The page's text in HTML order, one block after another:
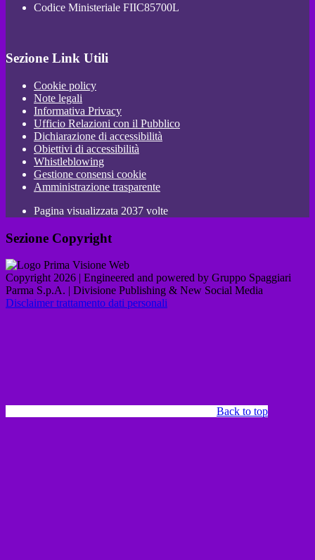
Codice Ministeriale FIIC85700L
Sezione Link Utili
Cookie policy
Note legali
Informativa Privacy
Ufficio Relazioni con il Pubblico
Dichiarazione di accessibilità
Obiettivi di accessibilità
Whistleblowing
Gestione consensi cookie
Amministrazione trasparente
Pagina visualizzata 2037 volte
Sezione Copyright
Copyright 2026 | Engineered and powered by Gruppo Spaggiari
Parma S.p.A. | Divisione Publishing & New Social Media
Disclaimer trattamento dati personali
Back to top